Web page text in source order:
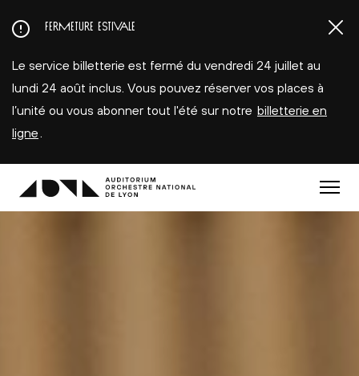
au
principal
FERMETURE ESTIVALE
Le service billetterie est fermé du vendredi 24 juillet au
lundi 24 août inclus. Vous pouvez réserver vos places à
l’unité ou vous abonner tout l'été sur notre billetterie en
ligne
Menu